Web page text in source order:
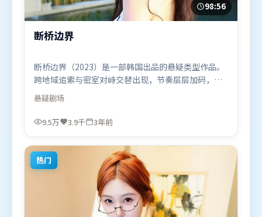
98:56
断桥边界
断桥边界（2023）是一部韩国出品的悬疑类型作品。
跨地域追索与密室对峙交替出现，节奏层层加码，张
力持续上扬。群像刻画各有弧光，配角亦承担叙事推
进功能。由杜琪峰执导，基里安·墨菲、宋康昊、吴
京，黄政民、苍井优、白宇等联袂出演。影片于2023
疑题材的观众观看。
悬疑剧场
9.5万 3.9千 3年前
热门